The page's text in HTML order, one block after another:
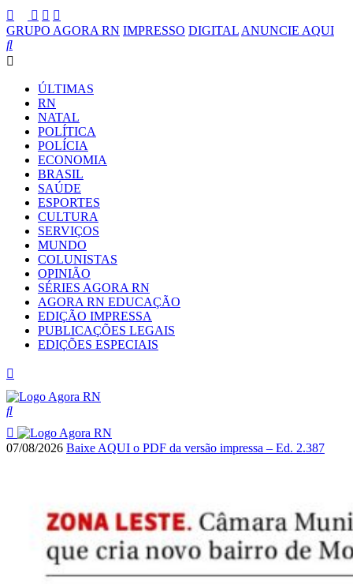
GRUPO AGORA RN IMPRESSO DIGITAL ANUNCIE AQUI
ÚLTIMAS
RN
NATAL
POLÍTICA
POLÍCIA
ECONOMIA
BRASIL
SAÚDE
ESPORTES
CULTURA
SERVIÇOS
MUNDO
COLUNISTAS
OPINIÃO
SÉRIES AGORA RN
AGORA RN EDUCAÇÃO
EDIÇÃO IMPRESSA
PUBLICAÇÕES LEGAIS
EDIÇÕES ESPECIAIS
07/08/2026 Baixe AQUI o PDF da versão impressa – Ed. 2.387